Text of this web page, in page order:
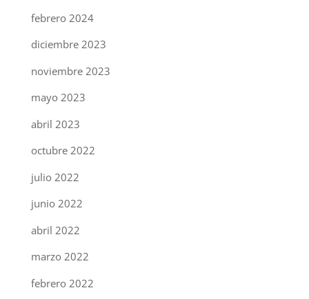
febrero 2024
diciembre 2023
noviembre 2023
mayo 2023
abril 2023
octubre 2022
julio 2022
junio 2022
abril 2022
marzo 2022
febrero 2022